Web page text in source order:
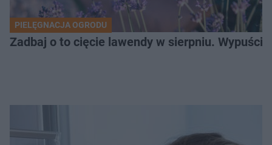
PIELĘGNACJA OGRODU
Zadbaj o to cięcie lawendy w sierpniu. Wypuści